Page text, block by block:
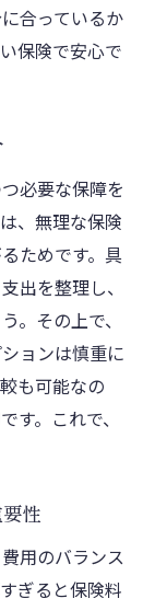
合っているか
保険で安心で
必要な保障を
、無理な保険
ためです。具
出を整理し、
。その上で、
ョンは慎重に
も可能なの
す。これで、
性
用のバランス
ぎると保険料